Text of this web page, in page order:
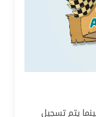
يتم تسجيل